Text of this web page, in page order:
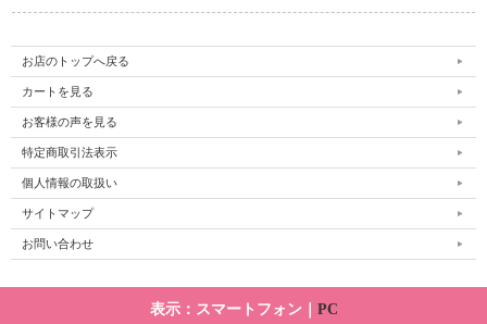
お店のトップへ戻る
カートを見る
お客様の声を見る
特定商取引法表示
個人情報の取扱い
サイトマップ
お問い合わせ
表示：スマートフォン｜ PC